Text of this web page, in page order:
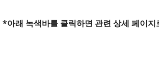
Skip to main content
*아래 녹색바를 클릭하면 관련 상세 페이지